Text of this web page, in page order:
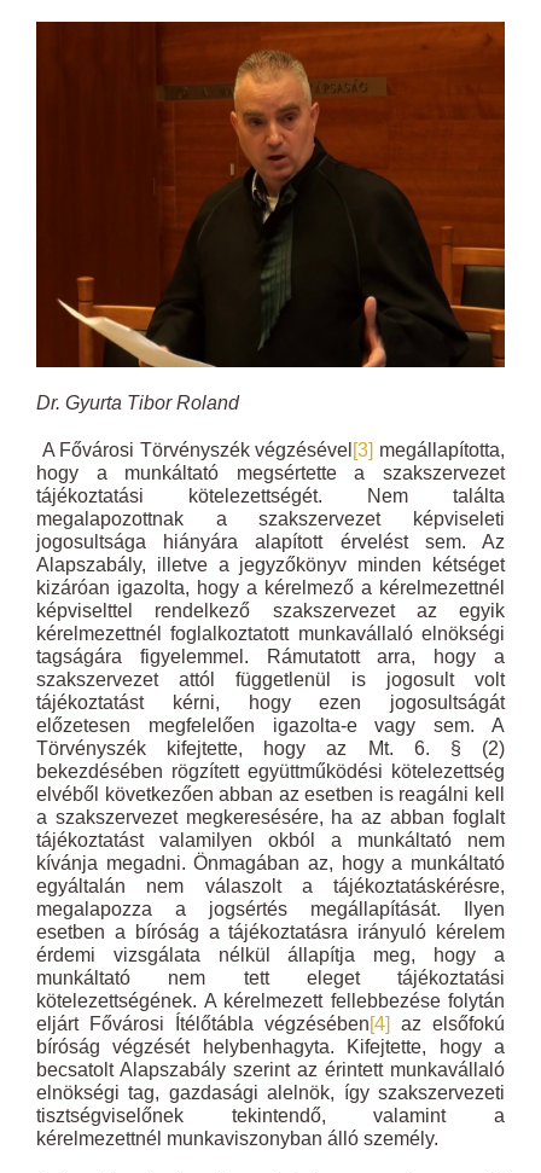
Dr. Gyurta Tibor Roland
A Fővárosi Törvényszék végzésével [3] megállapította,
hogy a munkáltató megsértette a szakszervezet
tájékoztatási kötelezettségét. Nem találta
megalapozottnak a szakszervezet képviseleti
jogosultsága hiányára alapított érvelést sem. Az
Alapszabály, illetve a jegyzőkönyv minden kétséget
kizáróan igazolta, hogy a kérelmező a kérelmezettnél
képviselttel rendelkező szakszervezet az egyik
kérelmezettnél foglalkoztatott munkavállaló elnökségi
tagságára figyelemmel. Rámutatott arra, hogy a
szakszervezet attól függetlenül is jogosult volt
tájékoztatást kérni, hogy ezen jogosultságát
előzetesen megfelelően igazolta-e vagy sem. A
Törvényszék kifejtette, hogy az Mt. 6. § (2)
bekezdésében rögzített együttműködési kötelezettség
elvéből következően abban az esetben is reagálni kell
a szakszervezet megkeresésére, ha az abban foglalt
tájékoztatást valamilyen okból a munkáltató nem
kívánja megadni. Önmagában az, hogy a munkáltató
egyáltalán nem válaszolt a tájékoztatáskérésre,
megalapozza a jogsértés megállapítását. Ilyen
esetben a bíróság a tájékoztatásra irányuló kérelem
érdemi vizsgálata nélkül állapítja meg, hogy a
munkáltató nem tett eleget tájékoztatási
kötelezettségének. A kérelmezett fellebbezése folytán
eljárt Fővárosi Ítélőtábla végzésében[4]
az elsőfokú
bíróság végzését helybenhagyta. Kifejtette, hogy a
becsatolt Alapszabály szerint az érintett munkavállaló
elnökségi tag, gazdasági alelnök, így szakszervezeti
tisztségviselőnek tekintendő, valamint a
kérelmezettnél munkaviszonyban álló személy.